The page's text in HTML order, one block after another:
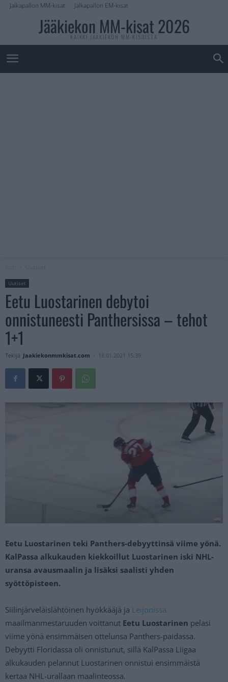
Jalkapallon MM-kisat Jalkapallon EM-kisat
Jääkiekon MM-kisat 2026
KAIKKI JÄÄKIEKON MM-KISOISTA
Uutiset
Eetu Luostarinen debytoi
onnistuneesti Panthersissa – tehot
1+1
Tekijä Jaakiekonmmkisat.com - 18.01.2021 15:39
Eetu Luostarinen teki Panthers-debyyttinsä viime yönä.
KalPassa alkukauden kiekkoillut Luostarinen iski NHL-
uransa avausmaalin ja lisäksi saalisti yhden
syöttöpisteen.
Siilinjärveläislähtöinen hyökkääjä ja Leijonissa
maailmanmestaruuden voittanut Eetu Luostarinen pelasi
viime yönä ensimmäisen ottelunsa Panthers-paidassa.
Debyytti Floridassa oli onnistunut, sillä KalPassa Liigaa
alkukauden pelannut Luostarinen onnistui ensimmäistä
kertaa NHL-urallaan maalinteossa.